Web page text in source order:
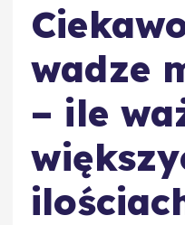
wadze
– ile